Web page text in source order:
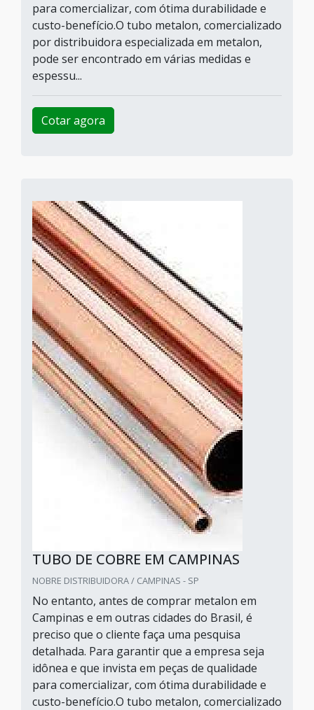
para comercializar, com ótima durabilidade e
custo-benefício.O tubo metalon, comercializado
por distribuidora especializada em metalon,
pode ser encontrado em várias medidas e
espessu...
Cotar agora
TUBO DE COBRE EM CAMPINAS
NOBRE DISTRIBUIDORA / CAMPINAS - SP
No entanto, antes de comprar metalon em
Campinas e em outras cidades do Brasil, é
preciso que o cliente faça uma pesquisa
detalhada. Para garantir que a empresa seja
idônea e que invista em peças de qualidade
para comercializar, com ótima durabilidade e
custo-benefício.O tubo metalon, comercializado